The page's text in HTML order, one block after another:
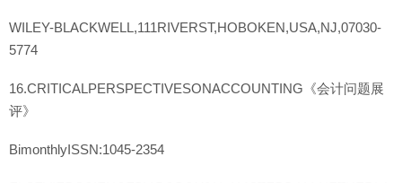
WILEY-BLACKWELL,111RIVERST,HOBOKEN,USA,NJ,07030-
5774
16.CRITICALPERSPECTIVESONACCOUNTING《会计问题展
评》
BimonthlyISSN:1045-2354